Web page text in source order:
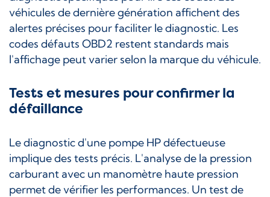
véhicules de dernière génération affichent des
alertes précises pour faciliter le diagnostic. Les
codes défauts OBD2 restent standards mais
l'affichage peut varier selon la marque du véhicule.
Tests et mesures pour confirmer la
défaillance
Le diagnostic d'une pompe HP défectueuse
implique des tests précis. L'analyse de la pression
carburant avec un manomètre haute pression
permet de vérifier les performances. Un test de